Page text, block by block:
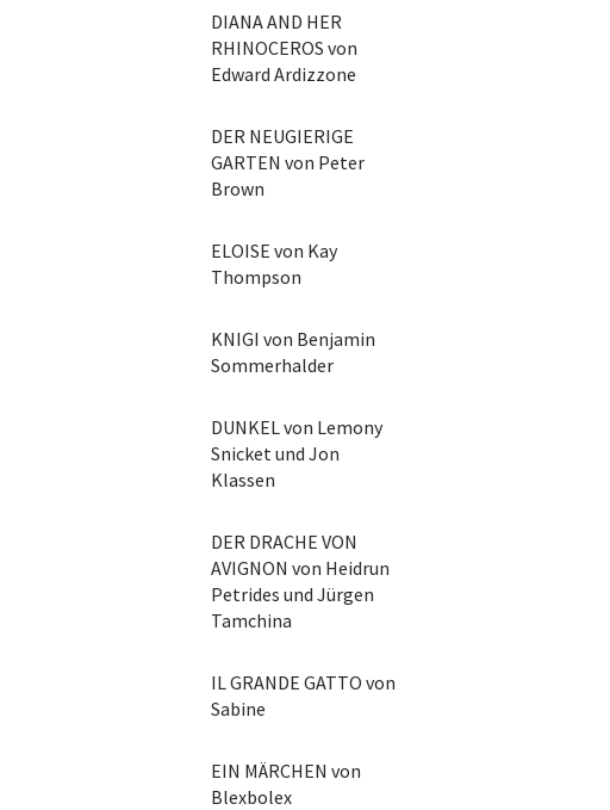
DIANA AND HER
RHINOCEROS von
Edward Ardizzone
DER NEUGIERIGE
GARTEN von Peter
Brown
ELOISE von Kay
Thompson
KNIGI von Benjamin
Sommerhalder
DUNKEL von Lemony
Snicket und Jon
Klassen
DER DRACHE VON
AVIGNON von Heidrun
Petrides und Jürgen
Tamchina
IL GRANDE GATTO von
Sabine
EIN MÄRCHEN von
Blexbolex